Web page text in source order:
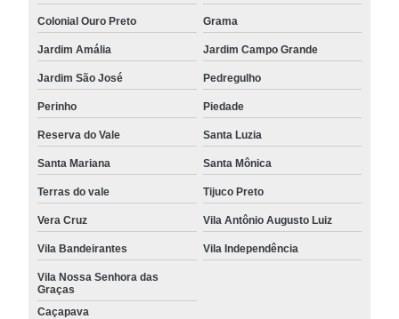
Colonial Ouro Preto Grama
Jardim Amália Jardim Campo Grande
Jardim São José Pedregulho
Perinho Piedade
Reserva do Vale Santa Luzia
Santa Mariana Santa Mônica
Terras do vale Tijuco Preto
Vera Cruz Vila Antônio Augusto Luiz
Vila Bandeirantes Vila Independência
Vila Nossa Senhora das
Graças
Caçapava